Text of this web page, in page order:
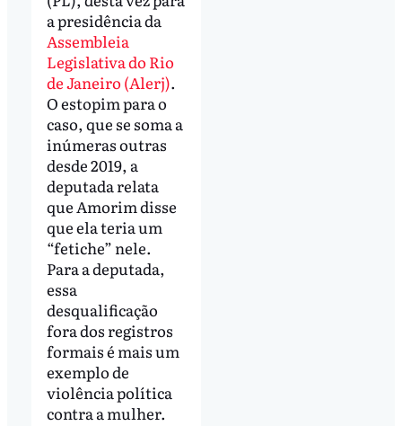
a presidência da
Assembleia
Legislativa do Rio
de Janeiro (Alerj).
O estopim para o
caso, que se soma a
inúmeras outras
desde 2019, a
deputada relata
que Amorim disse
que ela teria um
“fetiche” nele.
Para a deputada,
essa
desqualificação
fora dos registros
formais é mais um
exemplo de
violência política
contra a mulher.